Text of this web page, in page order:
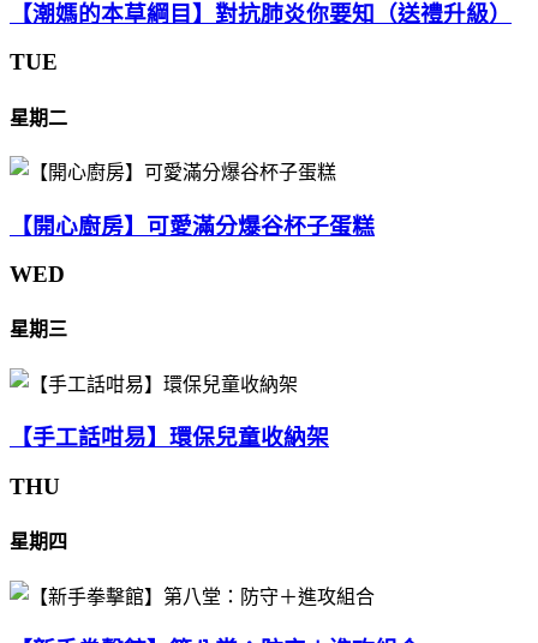
【潮媽的本草綱目】對抗肺炎你要知（送禮升級）
TUE
星期二
【開心廚房】可愛滿分爆谷杯子蛋糕
WED
星期三
【手工話咁易】環保兒童收納架
THU
星期四